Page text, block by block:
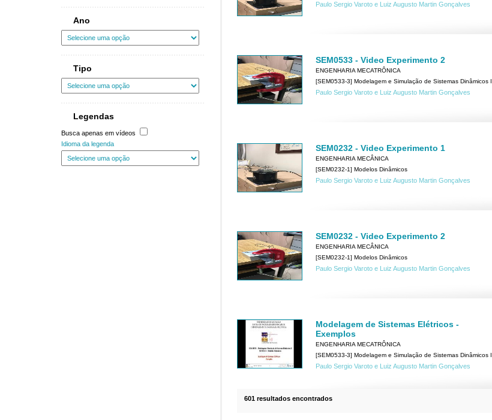
Ano
Tipo
Legendas
Busca apenas em vídeos
Idioma da legenda
Paulo Sergio Varoto e Luiz Augusto Martin Gonçalves
SEM0533 - Video Experimento 2
ENGENHARIA MECATRÔNICA
[SEM0533-3] Modelagem e Simulação de Sistemas Dinâmicos I
Paulo Sergio Varoto e Luiz Augusto Martin Gonçalves
SEM0232 - Video Experimento 1
ENGENHARIA MECÂNICA
[SEM0232-1] Modelos Dinâmicos
Paulo Sergio Varoto e Luiz Augusto Martin Gonçalves
SEM0232 - Video Experimento 2
ENGENHARIA MECÂNICA
[SEM0232-1] Modelos Dinâmicos
Paulo Sergio Varoto e Luiz Augusto Martin Gonçalves
Modelagem de Sistemas Elétricos -
Exemplos
ENGENHARIA MECATRÔNICA
[SEM0533-3] Modelagem e Simulação de Sistemas Dinâmicos I
Paulo Sergio Varoto e Luiz Augusto Martin Gonçalves
601 resultados encontrados